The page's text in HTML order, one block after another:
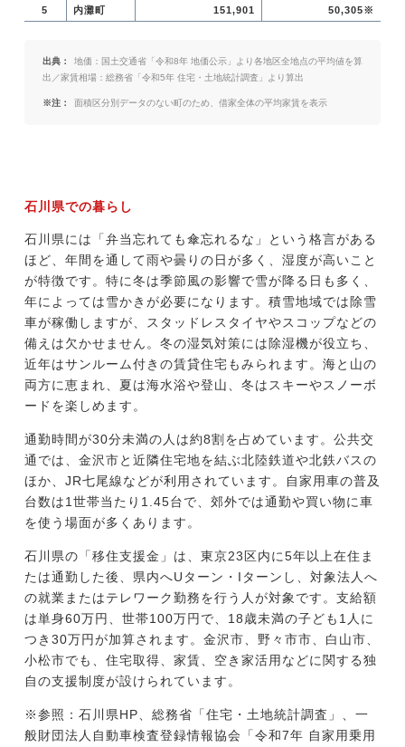
5 内灘町 151,901 50,305※
出典：
地価：国土交通省「令和8年 地価公示」より各地区全地点の平均値を算
出／家賃相場：総務省「令和5年 住宅・土地統計調査」より算出
※注： 面積区分別データのない町のため、借家全体の平均家賃を表示
石川県での暮らし
石川県には「弁当忘れても傘忘れるな」という格言がある
ほど、年間を通して雨や曇りの日が多く、湿度が高いこと
が特徴です。特に冬は季節風の影響で雪が降る日も多く、
年によっては雪かきが必要になります。積雪地域では除雪
車が稼働しますが、スタッドレスタイヤやスコップなどの
備えは欠かせません。冬の湿気対策には除湿機が役立ち、
近年はサンルーム付きの賃貸住宅もみられます。海と山の
両方に恵まれ、夏は海水浴や登山、冬はスキーやスノーボ
ードを楽しめます。
通勤時間が30分未満の人は約8割を占めています。公共交
通では、金沢市と近隣住宅地を結ぶ北陸鉄道や北鉄バスの
ほか、JR七尾線などが利用されています。自家用車の普及
台数は1世帯当たり1.45台で、郊外では通勤や買い物に車
を使う場面が多くあります。
石川県の「移住支援金」は、東京23区内に5年以上在住ま
たは通勤した後、県内へUターン・Iターンし、対象法人へ
の就業またはテレワーク勤務を行う人が対象です。支給額
は単身60万円、世帯100万円で、18歳未満の子ども1人に
つき30万円が加算されます。金沢市、野々市市、白山市、
小松市でも、住宅取得、家賃、空き家活用などに関する独
自の支援制度が設けられています。
※参照：石川県HP、総務省「住宅・土地統計調査」、一
般財団法人自動車検査登録情報協会「令和7年 自家用乗用